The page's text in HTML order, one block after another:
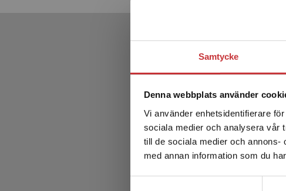
Samtycke
Denna webbplats använder
Vi använder enhetsidentifierare
sociala medier och analysera vår
till de sociala medier och
med annan information som du